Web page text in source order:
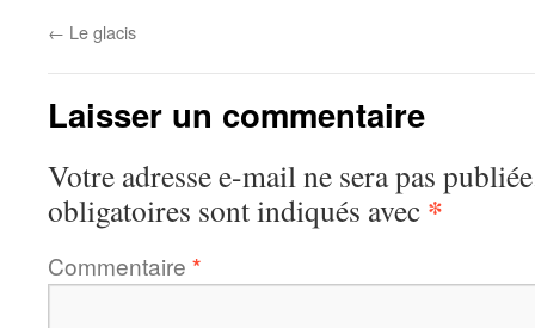
← Le glacis
Laisser un commentaire
Votre adresse e-mail ne sera pas
obligatoires sont indiqués avec *
Commentaire *